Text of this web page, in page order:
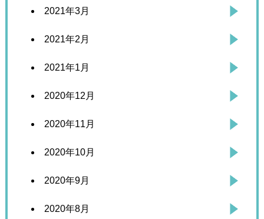
2021年3月
2021年2月
2021年1月
2020年12月
2020年11月
2020年10月
2020年9月
2020年8月